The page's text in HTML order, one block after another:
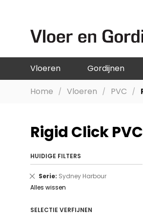
DE
INHOUD
Vloeren Gordijnen
Home Vloeren PVC
Rigid Click PVC
HUIDIGE FILTERS
Serie Sydney Harbour
Verwijder
dit
artikel
Alles wissen
SELECTIE VERFIJNEN